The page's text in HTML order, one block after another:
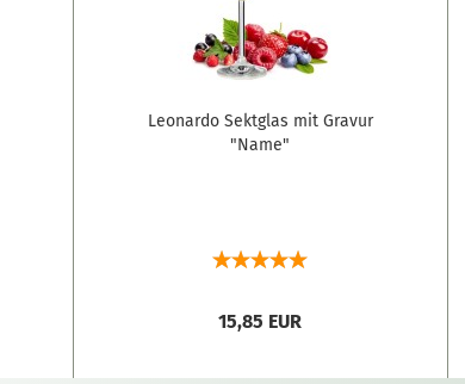
Leonardo Sektglas mit Gravur
"Name"
15,85 EUR